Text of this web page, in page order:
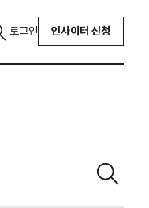
로그인 인사이터 신청